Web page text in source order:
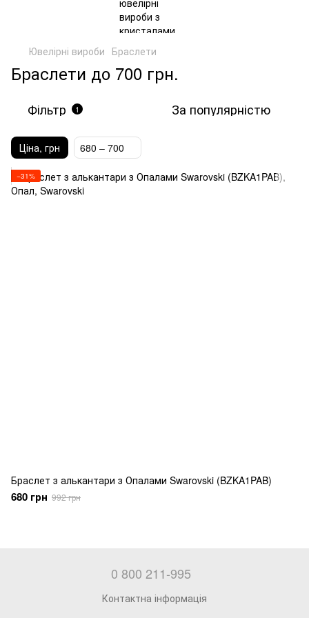
Ювелірні вироби Браслети
Браслети до 700 грн.
Фільтр 1 За популярністю
Ціна, грн 680 – 700
−31%
Браслет з алькантари з Опалами Swarovski (BZKA1PAB)
680 грн 992 грн
0 800 211-995
Контактна інформація